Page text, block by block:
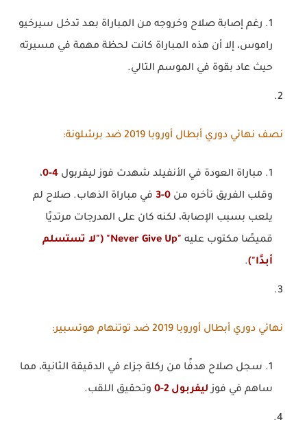
رغم إصابة صلاح وخروجه من المباراة بعد تدخل سيرخيو
راموس، إلا أن هذه المباراة كانت لحظة مهمة في مسيرته
حيث عاد بقوة في الموسم التالي.
نصف نهائي دوري أبطال أوروبا 2019 ضد برشلونة :
مباراة العودة في الأنفيلد شهدت فوز ليفربول 4-0
،
وقلب الفريق تأخره من 0-3
في مباراة الذهاب. صلاح لم
يلعب بسبب الإصابة، لكنه كان على المدرجات مرتديًا
قميصًا مكتوب عليه
"Never Give Up" ("لا تستسلم
أبدًا").
نهائي دوري أبطال أوروبا 2019 ضد توتنهام هوتسبير :
سجل صلاح هدفًا من ركلة جزاء في الدقيقة الثانية، مما
ساهم في فوزليفربول 2-0 وتحقيق اللقب.